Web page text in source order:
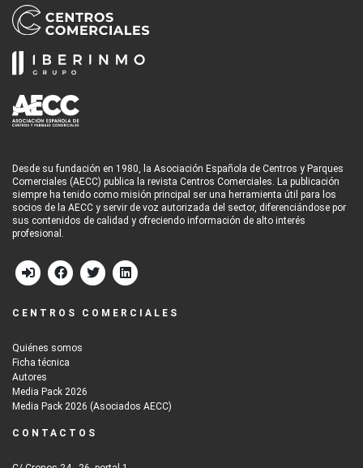
Desde su fundación en 1980, la Asociación Española de Centros y Parques
Comerciales (AECC) publica la revista Centros Comerciales. La publicación
siempre ha tenido como misión principal ser una herramienta útil para los
socios de la AECC y servir de voz autorizada del sector, diferenciándose por
sus contenidos de calidad y ofreciendo información de alto interés
profesional.
CENTROS COMERCIALES
Quiénes somos
Ficha técnica
Autores
Media Pack 2026
Media Pack 2026 (Asociados AECC)
CONTACTOS